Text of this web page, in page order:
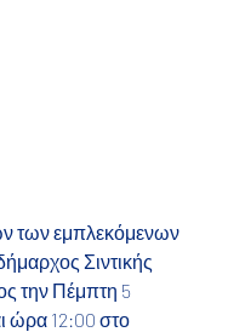
των εμπλεκόμενων
Σιντικής
την Πέμπτη 5
ώρα 12:00 στο